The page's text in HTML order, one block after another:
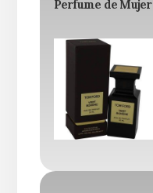
Perfume de Mujer